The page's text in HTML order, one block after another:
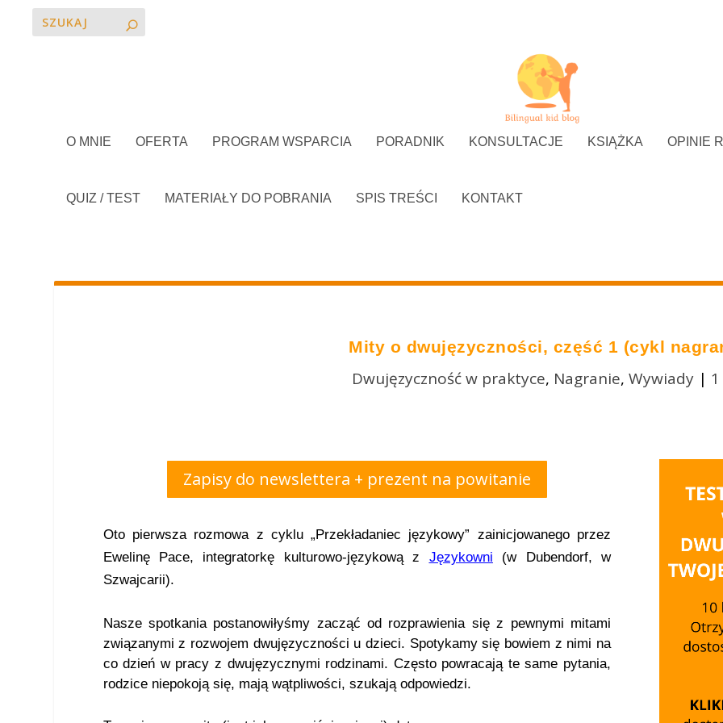
O MNIE OFERTA PROGRAM WSPARCIA PORADNIK KONSULTACJE KSIĄŻKA OPINIE
QUIZ / TEST MATERIAŁY DO POBRANIA SPIS TREŚCI KONTAKT
Mity o dwujęzyczności, część 1 (cykl
Dwujęzyczność w praktyce, Nagranie, Wywiady| 1
Zapisy do newslettera + prezent na powitanie
Oto pierwsza rozmowa z cyklu „Przekładaniec językowy” zainicjowanego przez
Ewelinę Pace, integratorkę kulturowo-językową z Językowni (w Dubendorf, w
Szwajcarii).
Nasze spotkania postanowiłyśmy zacząć od rozprawienia się z pewnymi mitami
związanymi z rozwojem dwujęzyczności u dzieci. Spotykamy się bowiem z nimi na
co dzień w pracy z dwujęzycznymi rodzinami. Często powracają te same pytania,
rodzice niepokoją się, mają wątpliwości, szukają odpowiedzi.